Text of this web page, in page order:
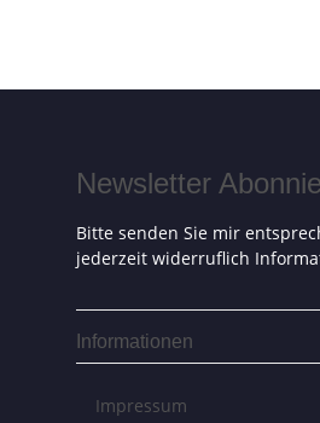
Newsletter
Bitte senden Sie mir
jederzeit widerruflich
Informationen
Impressum